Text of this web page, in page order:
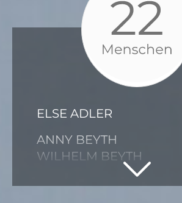
ELSE ADLER
ANNY BEYTH
WILHELM BEYTH